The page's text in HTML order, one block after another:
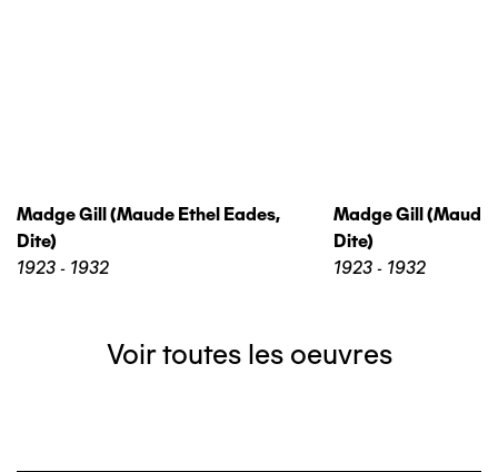
Madge Gill (maude Ethel Eades,
Dite)
1923 - 1932
Madge Gill (maude
Dite)
1923 - 1932
Voir toutes les oeuvres